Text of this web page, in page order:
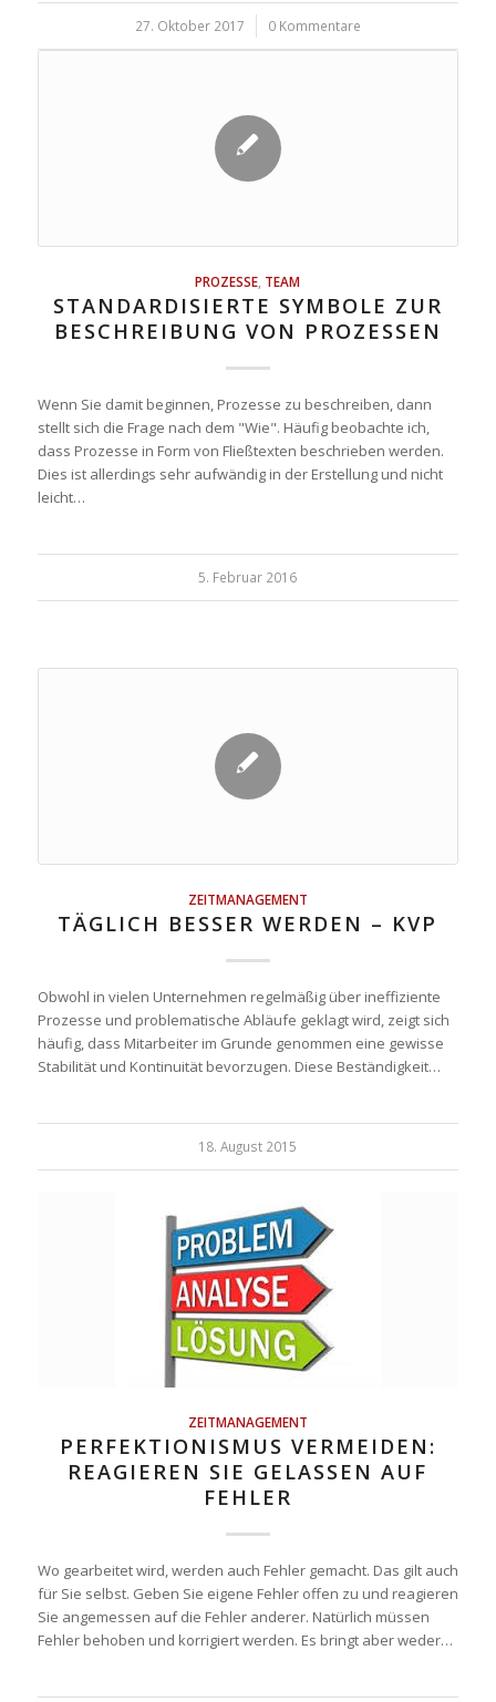
27. Oktober 2017
/ 0 Kommentare
PROZESSE TEAM
STANDARDISIERTE SYMBOLE ZUR
BESCHREIBUNG VON PROZESSEN
Wenn Sie damit beginnen, Prozesse zu beschreiben, dann
stellt sich die Frage nach dem "Wie". Häufig beobachte ich,
dass Prozesse in Form von Fließtexten beschrieben werden.
Dies ist allerdings sehr aufwändig in der Erstellung und nicht
leicht…
5. Februar 2016
ZEITMANAGEMENT
TÄGLICH BESSER WERDEN – KVP
Obwohl in vielen Unternehmen regelmäßig über ineffiziente
Prozesse und problematische Abläufe geklagt wird, zeigt sich
häufig, dass Mitarbeiter im Grunde genommen eine gewisse
Stabilität und Kontinuität bevorzugen. Diese Beständigkeit…
18. August 2015
ZEITMANAGEMENT
PERFEKTIONISMUS VERMEIDEN:
REAGIEREN SIE GELASSEN AUF
FEHLER
Wo gearbeitet wird, werden auch Fehler gemacht. Das gilt auch
für Sie selbst. Geben Sie eigene Fehler offen zu und reagieren
Sie angemessen auf die Fehler anderer. Natürlich müssen
Fehler behoben und korrigiert werden. Es bringt aber weder…